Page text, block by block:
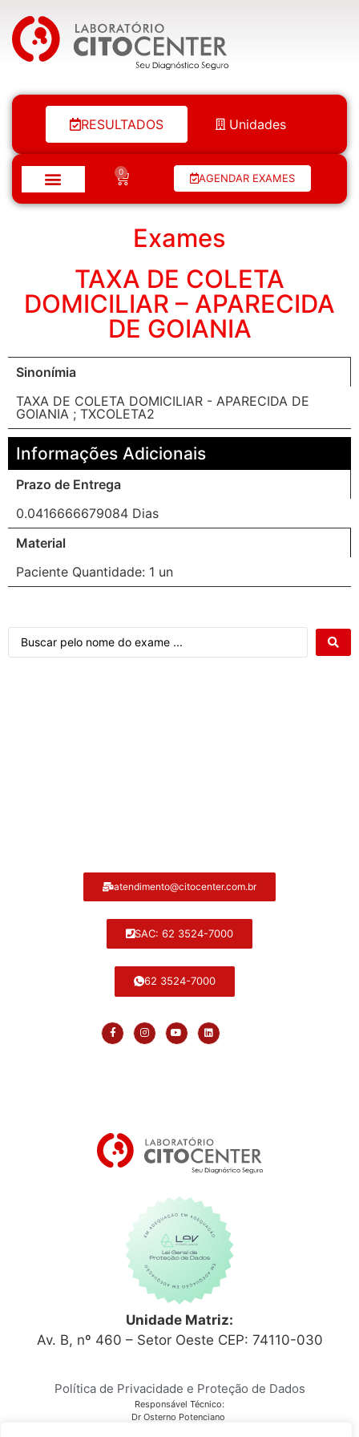
Laboratório Citocenter
RESULTADOS Unidades
0 AGENDAR EXAMES
Exames
TAXA DE COLETA
DOMICILIAR – APARECIDA
DE GOIANIA
Sinonímia
TAXA DE COLETA DOMICILIAR - APARECIDA DE
GOIANIA ; TXCOLETA2
Informações Adicionais
Prazo de Entrega
0.0416666679084 Dias
Material
Paciente Quantidade: 1 un
atendimento@citocenter.com.br
SAC: 62 3524-7000
62 3524-7000
Unidade Matriz:
Av. B, nº 460 – Setor Oeste CEP: 74110-030
Política de Privacidade e Proteção de Dados
Responsável Técnico:
Dr Osterno Potenciano